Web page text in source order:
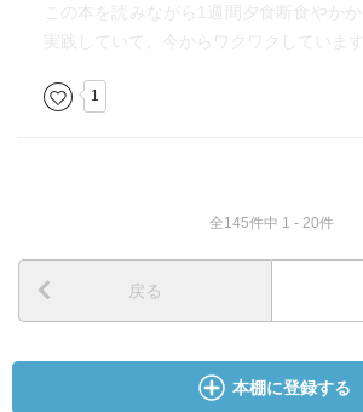
この本を読みながら1週間夕食断食やか
実践していて、今からワクワクしています
1
全145件中 1 - 20件
戻る
本棚に登録する